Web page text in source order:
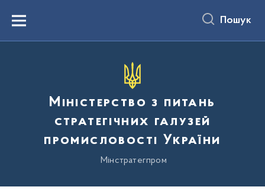
вмістуMenu Пошук
Міністерство з питань
стратегічних галузей
промисловості України
Мінстратегпром